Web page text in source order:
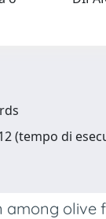
(tempo di
among